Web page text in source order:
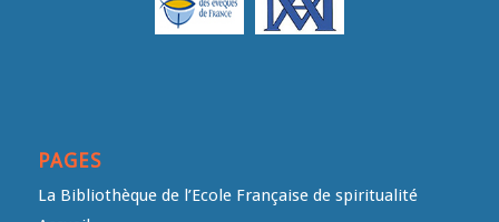
PAGES
La Bibliothèque de l’Ecole Française de spiritualité